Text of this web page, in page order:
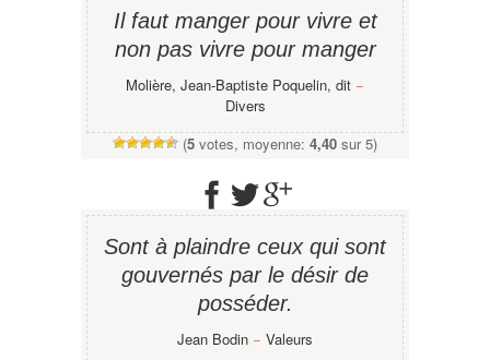
Il faut manger pour vivre et
non pas vivre pour manger
Molière, Jean-Baptiste Poquelin, dit −
Divers
(5 votes, moyenne: 4,40 sur 5)
Sont à plaindre ceux qui sont
gouvernés par le désir de
posséder.
Jean Bodin − Valeurs